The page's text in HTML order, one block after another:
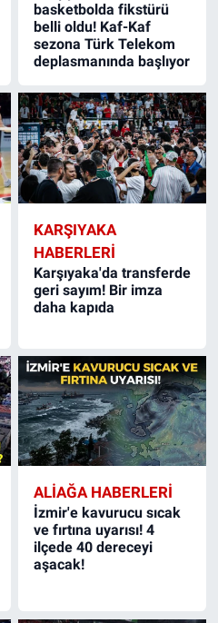
basketbolda fikstürü
belli oldu! Kaf-Kaf
sezona Türk Telekom
deplasmanında başlıyor
KARŞIYAKA
HABERLERI
Karşıyaka'da transferde
geri sayım! Bir imza
daha kapıda
ALIAĞA HABERLERI
İzmir'e kavurucu sıcak
ve fırtına uyarısı! 4
ilçede 40 dereceyi
aşacak!